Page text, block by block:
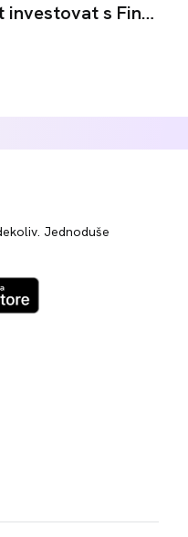
Jak ověřit identitu a začít investovat s Fingoodem
Jednoduše